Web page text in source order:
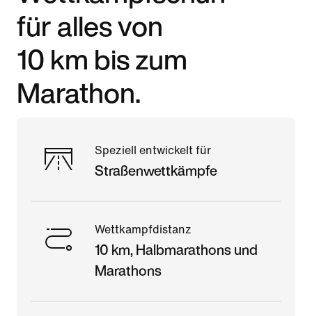
für alles von
10 km bis zum
Marathon.
Speziell entwickelt für
Straßenwettkämpfe
Wettkampfdistanz
10 km, Halbmarathons und
Marathons